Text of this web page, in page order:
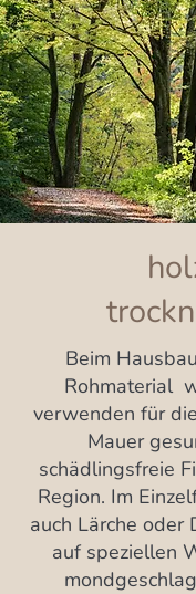
Beim
Rohmaterial
verwenden für
Mauer
schädlingsfreie
Region. Im
auch Lärche oder
auf speziellen